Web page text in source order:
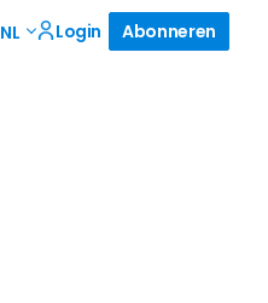
NL Login Abonneren